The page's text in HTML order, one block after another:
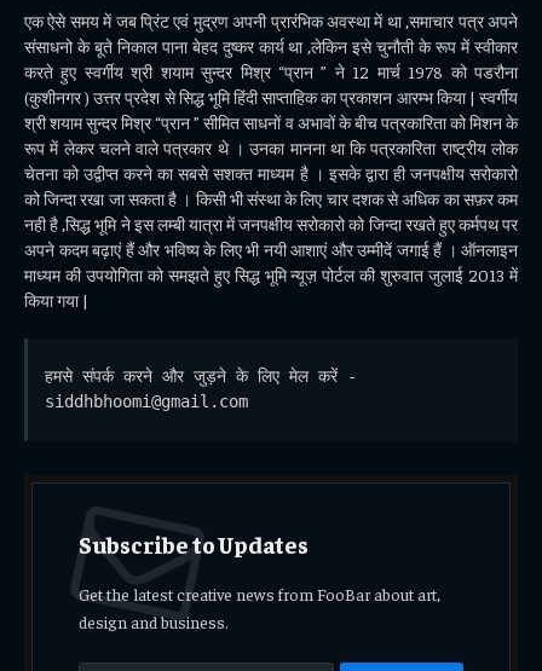
एक ऐसे समय में जब प्रिंट एवं मुद्रण अपनी प्रारंभिक अवस्था में था ,समाचार पत्र अपने
संसाधनो के बूते निकाल पाना बेहद दुष्कर कार्य था ,लेकिन इसे चुनौती के रूप में स्वीकार
करते हुए स्वर्गीय श्री शयाम सुन्दर मिश्र “प्रान ” ने 12 मार्च 1978 को पडरौना
(कुशीनगर ) उत्तर प्रदेश से सिद्ध भूमि हिंदी साप्ताहिक का प्रकाशन आरम्भ किया | स्वर्गीय
श्री शयाम सुन्दर मिश्र “प्रान ” सीमित साधनों व अभावों के बीच पत्रकारिता को मिशन के
रूप में लेकर चलने वाले पत्रकार थे । उनका मानना था कि पत्रकारिता राष्ट्रीय लोक
चेतना को उद्वीप्त करने का सबसे सशक्त माध्यम है । इसके द्वारा ही जनपक्षीय सरोकारो
को जिन्दा रखा जा सकता है । किसी भी संस्था के लिए चार दशक से अधिक का सफ़र कम
नही है ,सिद्ध भूमि ने इस लम्बी यात्रा में जनपक्षीय सरोकारो को जिन्दा रखते हुए कर्मपथ पर
अपने कदम बढ़ाएं हैं और भविष्य के लिए भी नयी आशाएं और उम्मीदें जगाई हैं । ऑनलाइन
माध्यम की उपयोगिता को समझते हुए सिद्ध भूमि न्यूज़ पोर्टल की शुरुवात जुलाई 2013 में
किया गया |
हमसे संपर्क करने और जुड़ने के लिए मेल करें -
siddhbhoomi@gmail.com
Subscribe to Updates
Get the latest creative news from FooBar about art,
design and business.